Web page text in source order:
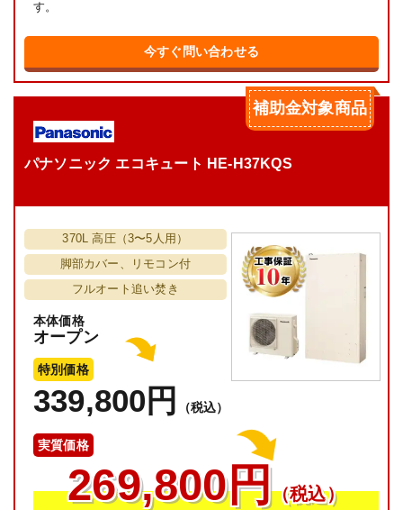
す。
今すぐ問い合わせる
補助金対象商品
パナソニック エコキュート HE-H37KQS
370L 高圧（3〜5人用）
脚部カバー、リモコン付
フルオート追い焚き
本体価格
オープン
特別価格
339,800円 （税込）
実質価格
269,800円（税込）